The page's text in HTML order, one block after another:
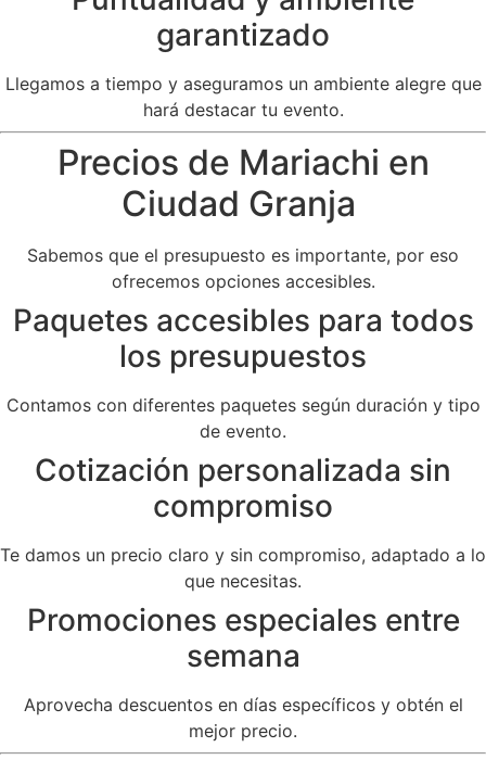
garantizado
Llegamos a tiempo y aseguramos un ambiente alegre que
hará destacar tu evento.
Precios de Mariachi en
Ciudad Granja
Sabemos que el presupuesto es importante, por eso
ofrecemos opciones accesibles.
Paquetes accesibles para todos
los presupuestos
Contamos con diferentes paquetes según duración y tipo
de evento.
Cotización personalizada sin
compromiso
Te damos un precio claro y sin compromiso, adaptado a lo
que necesitas.
Promociones especiales entre
semana
Aprovecha descuentos en días específicos y obtén el
mejor precio.